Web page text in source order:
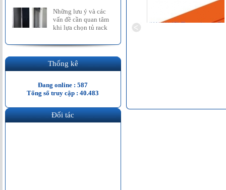
Những lưu ý và các
vấn đề cần quan tâm
khi lựa chọn tủ rack
Thống kê
Đang online : 587
Tổng số truy cập : 40.483
Đối tác
Liên hệ